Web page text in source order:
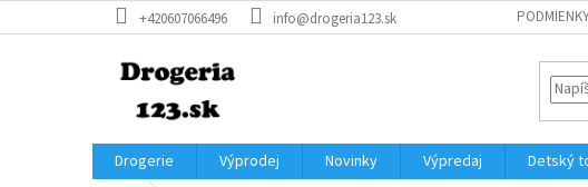
na
+420607066496 info@drogeria123.sk
Drogerie Výprodej Novinky Výpredaj Detský